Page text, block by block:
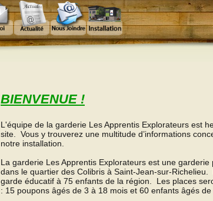
BIENVENUE !
L'équipe de la garderie Les Apprentis Explorateurs est
site. Vous y trouverez une multitude d’informations
notre installation.
La garderie Les Apprentis Explorateurs est une
dans le quartier des Colibris à Saint-Jean-sur-
garde éducatif à 75 enfants de la région. Les places
: 15 poupons âgés de 3 à 18 mois et 60 enfants âgés